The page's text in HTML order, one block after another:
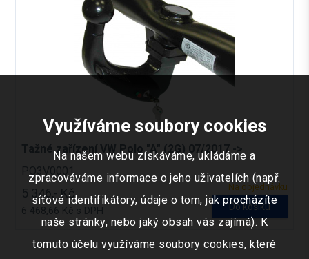
Tažné zařízení VW Polo "A" (2G) 07/2017 ->
PO3V0001
Na objednávku
5 346,- Kč
6 468,66 Kč s DPH Do košíku
Využíváme soubory cookies
Na našem webu získáváme, ukládáme a
zpracováváme informace o jeho uživatelích (např.
síťové identifikátory, údaje o tom, jak procházíte
naše stránky, nebo jaký obsah vás zajímá). K
tomuto účelu využíváme soubory cookies, které